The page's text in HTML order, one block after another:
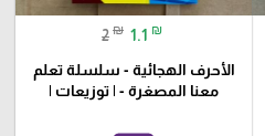
2 ₪ 1.1 ₪
الأحرف الهجائية - سلسلة تعلم
معنا المصغرة - | توزيعات |